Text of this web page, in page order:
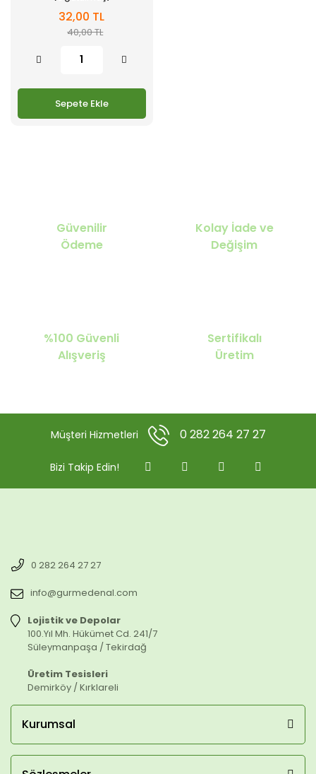
32,00 TL
40,00 TL
Sepete Ekle
Güvenilir
Ödeme
Kolay İade ve
Değişim
%100 Güvenli
Alışveriş
Sertifikalı
Üretim
Müşteri Hizmetleri 0 282 264 27 27
Bizi Takip Edin!
0 282 264 27 27
info@gurmedenal.com
Lojistik ve Depolar
100.Yıl Mh. Hükümet Cd. 241/7
Süleymanpaşa / Tekirdağ
Üretim Tesisleri
Demirköy / Kırklareli
Kurumsal